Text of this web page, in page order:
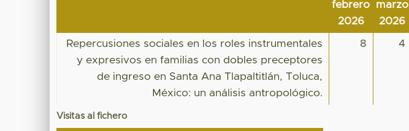
febrero
2026
marzo
2026
Repercusiones sociales en los roles instrumentales
y expresivos en familias con dobles preceptores
de ingreso en Santa Ana Tlapaltitlán, Toluca,
México: un análisis antropológico.
8 4
Visitas al fichero